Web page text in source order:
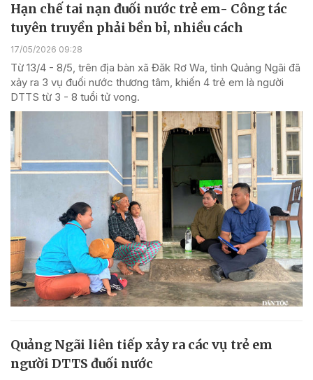
Hạn chế tai nạn đuối nước trẻ em- Công tác
tuyên truyền phải bền bỉ, nhiều cách
17/05/2026 09:28
Từ 13/4 - 8/5, trên địa bàn xã Đăk Rơ Wa, tỉnh Quảng Ngãi đã
xảy ra 3 vụ đuối nước thương tâm, khiến 4 trẻ em là người
DTTS từ 3 - 8 tuổi tử vong.
Quảng Ngãi liên tiếp xảy ra các vụ trẻ em
người DTTS đuối nước